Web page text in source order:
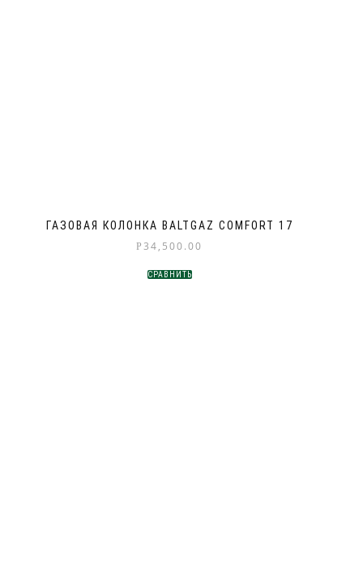
ГАЗОВАЯ КОЛОНКА BALTGAZ COMFORT 17
Р 34,500.00
СРАВНИТЬ